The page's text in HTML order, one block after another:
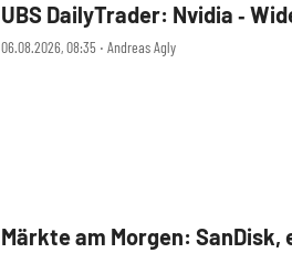
06.08.2026, 08:35 ‧ Andreas Agly
UBS DailyTrader: Nvidia ‑
Märkte am Morgen: SanDisk,